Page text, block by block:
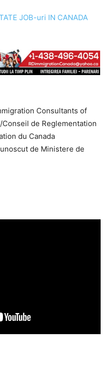
JOB-uri IN CANADA
Consultants of
de Reglementation
du Canada
de Ministere de